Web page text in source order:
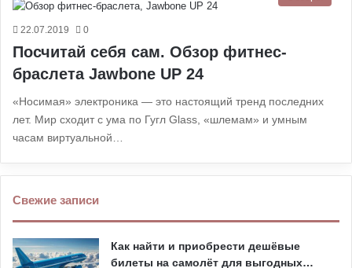
22.07.2019 0
Посчитай себя сам. Обзор фитнес-
браслета Jawbone UP 24
«Носимая» электроника — это настоящий тренд последних
лет. Мир сходит с ума по Гугл Glass, «шлемам» и умным
часам виртуальной…
Свежие записи
Как найти и приобрести дешёвые
билеты на самолёт для выгодных…